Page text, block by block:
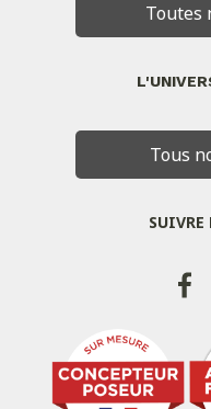
Toutes
Tous